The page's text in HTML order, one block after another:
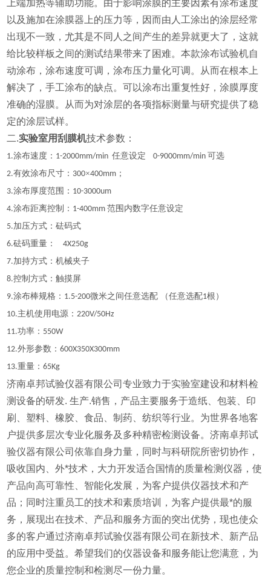
上端加热等辅助功能。 由于影响涂膜的主要因素有涂布速度
以及施加在涂膜器上的压力等，因而由人工涂出的涂层经常
出现不一致，尤其是不同人之间产生的差异就更大了，这就
给比较样板之间的测试结果带来了困难。本款涂布试验机自
动涂布，涂布速度可调，涂布压力量化可调 。
从而在根本上
解决了，手工涂布的缺点。可以涂布出重复性好，涂膜厚度
准确的湿膜。从而为对涂层的各项指标测量与研究提供了稳
定的涂层试样。
二.实验室用刮膜机技术参数：
1.涂布速度： 1-2000mm/min任意设定 0-9000mm/min 可选
2.有效涂布尺寸： 300×400mm ；
3.涂布厚度范围： 10-3000um
4.涂布距离控制： 1-400mm范围内数字任意设定
5.加压方式：砝码式
6.砝码重量：4X250g
7.加持方式：机械夹子
8.控制方式：触摸屏
9.涂布棒规格： 1.5-200微米之间任意选配 （任意选配1根）
10.主机使用电源：220V/50Hz
11.功率： 550W
12.外形参数：600X350X300mm
13.重量：65Kg
济南卓邦试验仪器有限公司专业致力于实验室建设和材料检
测设备的研发. 生产.销售，产品主要服务于造纸、包装、印
刷、塑料、橡胶、食品、制药、纺织等行业。为世界各地客
户提供多层次专业化服务及多种精密检测设备。济南卓邦试
验仪器有限公司依靠自身力量，同时与科研院所密切协作，
吸收国内、外*技术，大力开发适合国情的质量检测仪器，使
产品向高可靠性、智能化发展，为客户提供仪器技术和产
品；同时注重员工的技术和素质培训，为客户提供最*的服
务，展现出在技术、产品和服务方面的突出优势，现也使众
多的客户通过济南卓邦试验仪器有限公司在新技术、新产品
的应用中受益。希望我们的仪器设备和服务能让您满意，为
您企业的质量控制和检测尽一份力量。